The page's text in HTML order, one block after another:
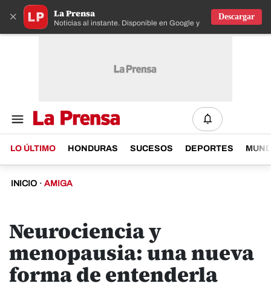
× La Prensa
Noticias al instante. Disponible en Google y IOS
Descargar
LO ÚLTIMO HONDURAS SUCESOS DEPORTES
INICIO · AMIGA
Neurociencia y
menopausia: una nueva
forma de entenderla